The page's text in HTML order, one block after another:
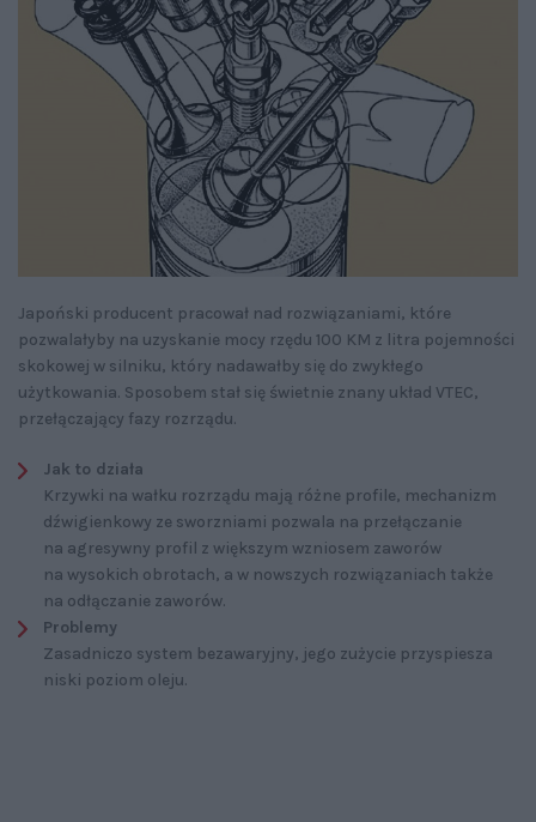
Japoński producent pracował nad rozwiązaniami, które
pozwalałyby na uzyskanie mocy rzędu 100 KM z litra pojemności
skokowej w silniku, który nadawałby się do zwykłego
użytkowania. Sposobem stał się świetnie znany układ VTEC,
przełączający fazy rozrządu.
Jak to działa
Krzywki na wałku rozrządu mają różne profile, mechanizm
dźwigienkowy ze sworzniami pozwala na przełączanie
na agresywny profil z większym wzniosem zaworów
na wysokich obrotach, a w nowszych rozwiązaniach także
na odłączanie zaworów.
Problemy
Zasadniczo system bezawaryjny, jego zużycie przyspiesza
niski poziom oleju.